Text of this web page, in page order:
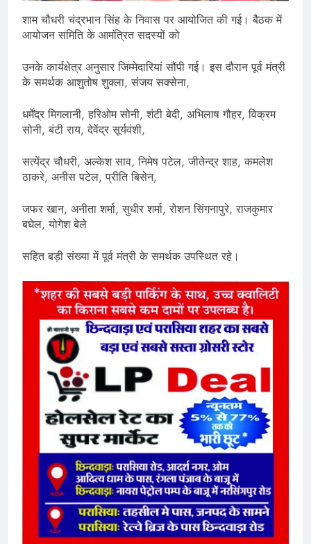
शाम चौधरी चंद्रभान सिंह के निवास पर आयोजित की गई। बैठक में
आयोजन समिति के आमंत्रित सदस्यों को
उनके कार्यक्षेत्र अनुसार जिम्मेदारियां सौंपी गई। इस दौरान पूर्व मंत्री
के समर्थक आशुतोष शुक्ला, संजय सक्सेना,
धर्मेंद्र मिगलानी, हरिओम सोनी, शंटी बेदी, अभिलाष गौहर, विक्रम
सोनी, बंटी राय, देवेंद्र सूर्यवंशी,
सत्येंद्र चौधरी, अल्केश साव, निमेष पटेल, जीतेन्द्र शाह, कमलेश
ठाकरे, अनीस पटेल, प्रीति बिसेन,
जफर खान, अनीता शर्मा, सुधीर शर्मा, रोशन सिंगनापुरे, राजकुमार
बघेल, योगेश बेले
सहित बड़ी संख्या में पूर्व मंत्री के समर्थक उपस्थित रहे।